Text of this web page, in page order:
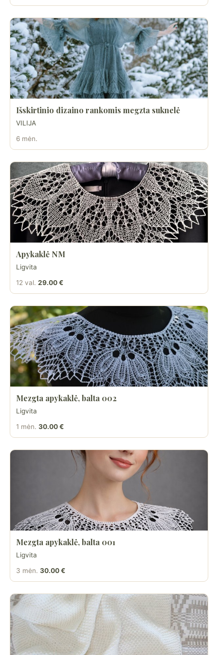
Išskirtinio dizaino rankomis megzta suknelė
VILIJA
6 mėn.
Apykaklė NM
Ligvita
12 val. 29.00 €
Mezgta apykaklė, balta 002
Ligvita
1 mėn. 30.00 €
Mezgta apykaklė, balta 001
Ligvita
3 mėn. 30.00 €